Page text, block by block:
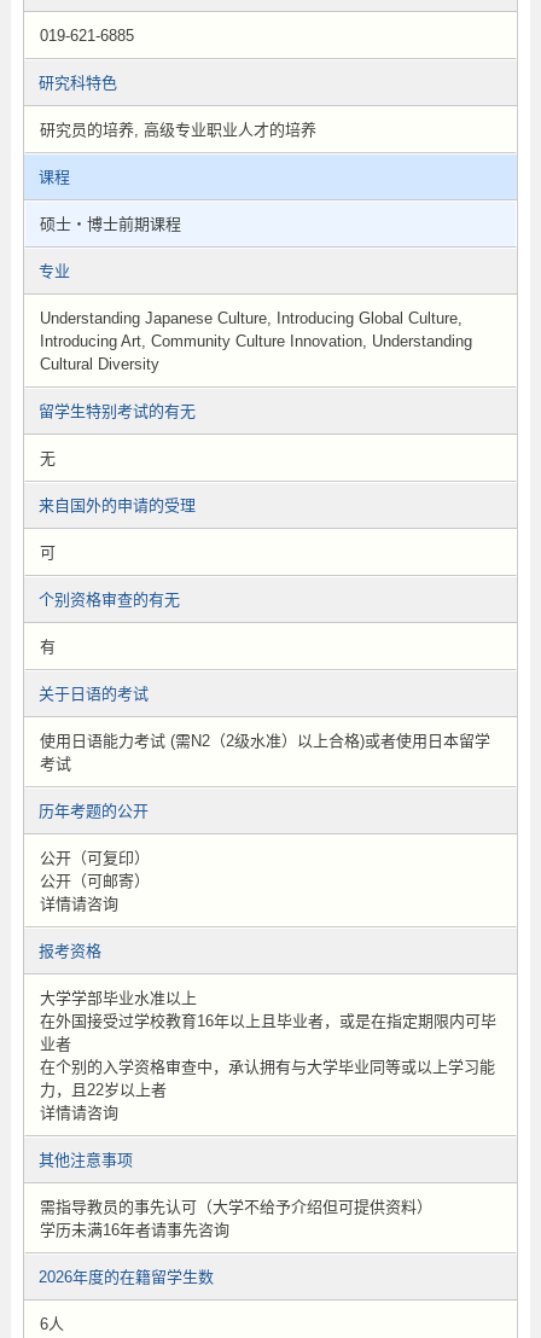
019-621-6885
研究科特色
研究员的培养, 高级专业职业人才的培养
课程
硕士・博士前期课程
专业
Understanding Japanese Culture, Introducing Global Culture,
Introducing Art, Community Culture Innovation, Understanding
Cultural Diversity
留学生特别考试的有无
无
来自国外的申请的受理
可
个别资格审查的有无
有
关于日语的考试
使用日语能力考试 (需N2（2级水准）以上合格)或者使用日本留学
考试
历年考题的公开
公开（可复印）
公开（可邮寄）
详情请咨询
报考资格
大学学部毕业水准以上
在外国接受过学校教育16年以上且毕业者，或是在指定期限内可毕
业者
在个别的入学资格审查中，承认拥有与大学毕业同等或以上学习能
力，且22岁以上者
详情请咨询
其他注意事项
需指导教员的事先认可（大学不给予介绍但可提供资料）
学历未满16年者请事先咨询
2026年度的在籍留学生数
6人